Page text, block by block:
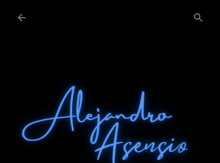
Ir al contenido principal